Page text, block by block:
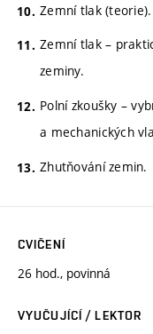
Zemní tlak (teorie).
Zemní tlak –
zeminy.
Polní zkoušky –
a mechanických
Zhutňování zemin.
CVIČENÍ
26 hod., povinná
VYUČUJÍCÍ / LEKTOR